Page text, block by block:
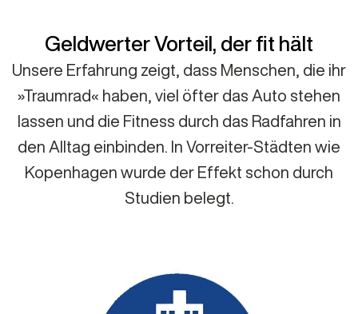
Geldwerter Vorteil, der fit hält
Unsere Erfahrung zeigt, dass Menschen, die ihr
»Traumrad« haben, viel öfter das Auto stehen
lassen und die Fitness durch das Radfahren in
den Alltag einbinden. In Vorreiter-Städten wie
Kopenhagen wurde der Effekt schon durch
Studien belegt.